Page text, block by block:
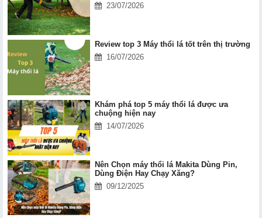
23/07/2026
Review top 3 Máy thổi lá tốt trên thị trường
16/07/2026
Khám phá top 5 máy thổi lá được ưa
chuộng hiện nay
14/07/2026
Nên Chọn máy thổi lá Makita Dùng Pin,
Dùng Điện Hay Chạy Xăng?
09/12/2025